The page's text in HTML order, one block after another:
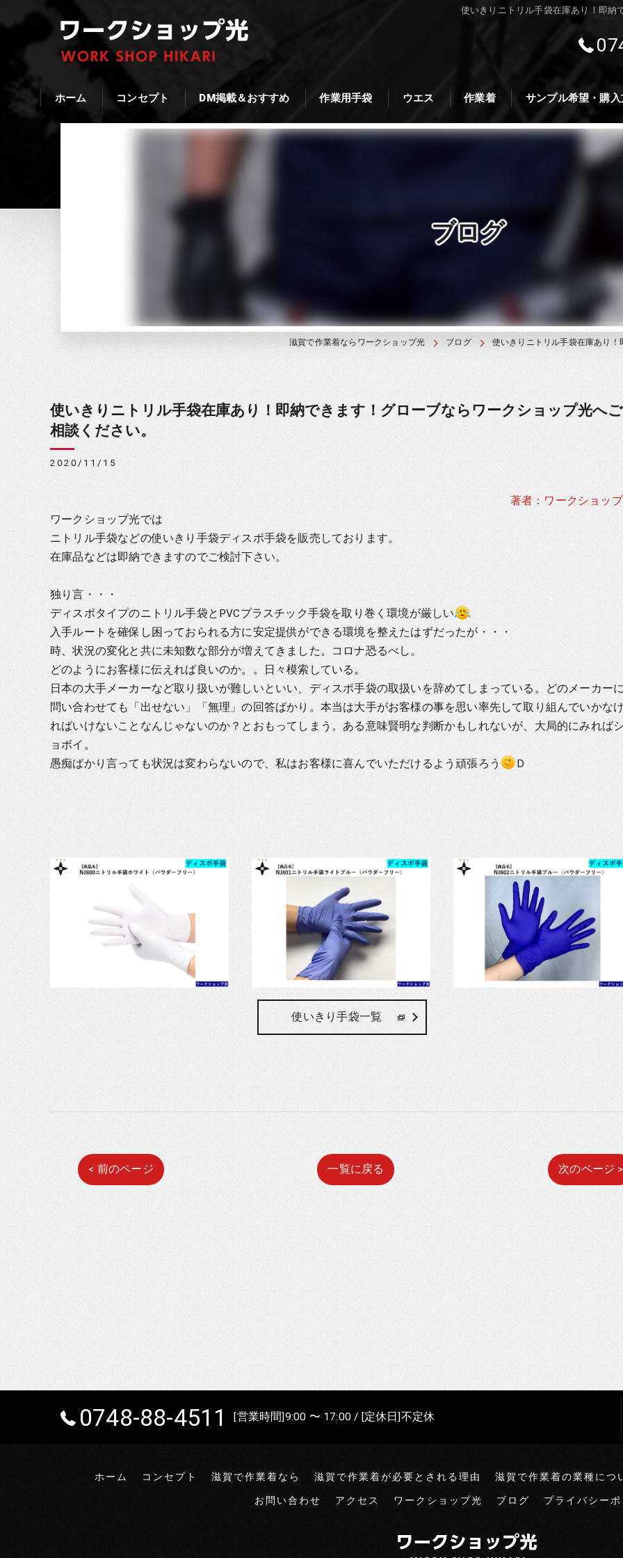
使いきりニトリル手袋在庫あり！即納
ホーム コンセプト DM掲載＆おすすめ 作業用手袋 ウエス 作業着 サンプル希望・購
ブログ
滋賀で作業着ならワークショップ光 ブログ 使いきりニトリル手袋在庫あり
使いきりニトリル手袋在庫あり！即納できます！グローブならワークショップ光へご
相談ください。
2020/11/15
著者：ワークショッ
ワークショップ光では
ニトリル手袋などの使いきり手袋ディスポ手袋を販売しております。
在庫品などは即納できますのでご検討下さい。
独り言・・・
ディスポタイプのニトリル手袋とPVCプラスチック手袋を取り巻く環境が厳しい
入手ルートを確保し困っておられる方に安定提供ができる環境を整えたはずだったが・・・
時、状況の変化と共に未知数な部分が増えてきました。コロナ恐るべし。
どのようにお客様に伝えれば良いのか。。日々模索している。
日本の大手メーカーなど取り扱いが難しいといい、ディスポ手袋の取扱いを辞めてしまっている。どのメーカー
問い合わせても「出せない」「無理」の回答ばかり。本当は大手がお客様の事を思い率先して取り組んでいかな
ればいけないことなんじゃないのか？とおもってしまう。ある意味賢明な判断かもしれないが、大局的にみれば
ョボイ。
愚痴ばかり言っても状況は変わらないので、私はお客様に喜んでいただけるよう頑張ろう
D
使いきり手袋一覧
< 前のページ 一覧に戻る 次のページ >
0748-88-4511 [営業時間]9:00 〜 17:00 / [定休日]不定休
ホーム コンセプト 滋賀で作業着なら 滋賀で作業着が必要とされる理由 滋賀で作業着の業種につ
お問い合わせ アクセス ワークショップ光 ブログ プライバシー